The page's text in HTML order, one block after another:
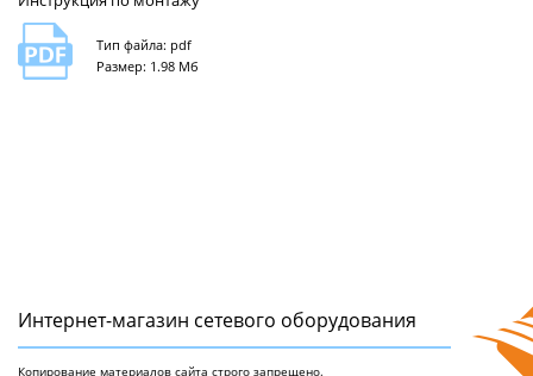
Тип файла: pdf
Размер: 1.98 Мб
Интернет-магазин сетeвого оборудования
Копирование материалов сайта строго запрещено.